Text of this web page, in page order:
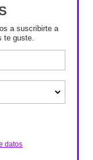
a suscribirte a
te guste.
datos